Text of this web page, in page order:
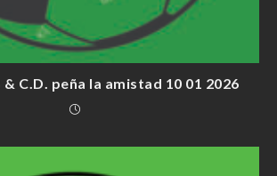
C.D. peña la amistad 10 01 2026